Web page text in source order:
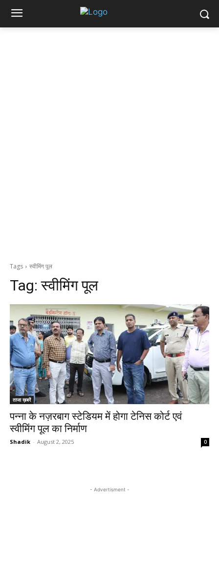
Tags स्वीमिंग पूल
Tag:स्वीमिंग पूल
ताजा ख़बरें
पन्ना के नज़रबाग स्टेडियम में होगा टेनिस कोर्ट एवं
स्वीमिंग पूल का निर्माण
Shadik - August 2, 2025 0
- Advertisment -